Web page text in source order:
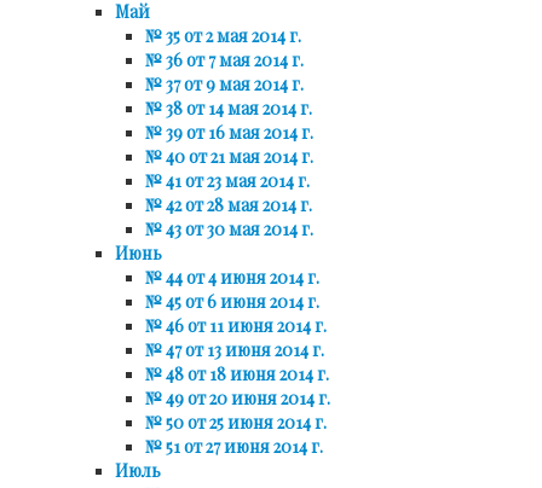
Май
№ 35 от 2 мая 2014 г.
№ 36 от 7 мая 2014 г.
№ 37 от 9 мая 2014 г.
№ 38 от 14 мая 2014 г.
№ 39 от 16 мая 2014 г.
№ 40 от 21 мая 2014 г.
№ 41 от 23 мая 2014 г.
№ 42 от 28 мая 2014 г.
№ 43 от 30 мая 2014 г.
Июнь
№ 44 от 4 июня 2014 г.
№ 45 от 6 июня 2014 г.
№ 46 от 11 июня 2014 г.
№ 47 от 13 июня 2014 г.
№ 48 от 18 июня 2014 г.
№ 49 от 20 июня 2014 г.
№ 50 от 25 июня 2014 г.
№ 51 от 27 июня 2014 г.
Июль